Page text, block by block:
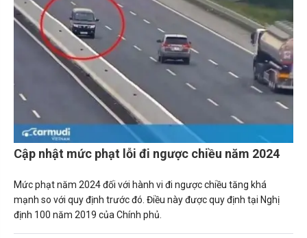
Cập nhật mức phạt lỗi đi ngược chiều năm 2024
Mức phạt năm 2024 đối với hành vi đi ngược chiều tăng khá
mạnh so với quy định trước đó. Điều này được quy định tại Nghị
định 100 năm 2019 của Chính phủ.